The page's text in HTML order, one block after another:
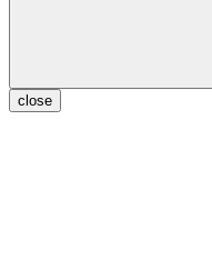
close